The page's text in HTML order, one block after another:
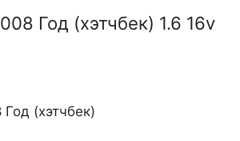
Год (хэтчбек) 1.6 16v
(хэтчбек)